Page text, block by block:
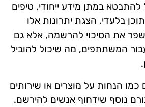
במתן מידע ייחודי, טיפים
בלעדי. הצגת יתרונות אלו
את הסיכוי להרשמה, אלא גם
המשתתפים, מה שיכול להוביל
כמו הנחות על מוצרים או שירותים
נוסף שידחוף אנשים להירשם.